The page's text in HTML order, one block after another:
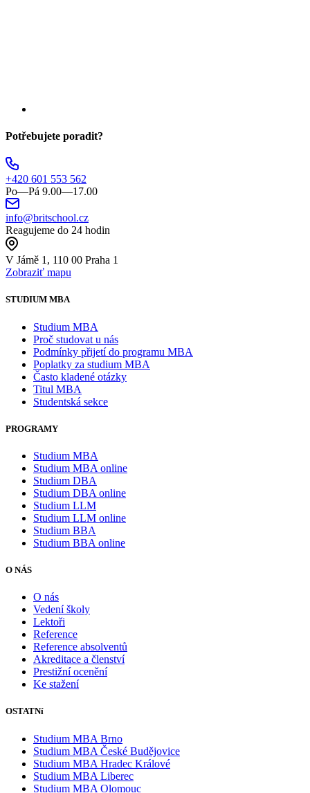
Potřebujete poradit?
+420 601 553 562
Po—Pá 9.00—17.00
info@britschool.cz
Reagujeme do 24 hodin
V Jámě 1, 110 00 Praha 1
Zobraziť mapu
STUDIUM MBA
Studium MBA
Proč studovat u nás
Podmínky přijetí do programu MBA
Poplatky za studium MBA
Často kladené otázky
Titul MBA
Studentská sekce
PROGRAMY
Studium MBA
Studium MBA online
Studium DBA
Studium DBA online
Studium LLM
Studium LLM online
Studium BBA
Studium BBA online
O NÁS
O nás
Vedení školy
Lektoři
Reference
Reference absolventů
Akreditace a členství
Prestižní ocenění
Ke stažení
OSTATNí
Studium MBA Brno
Studium MBA České Budějovice
Studium MBA Hradec Králové
Studium MBA Liberec
Studium MBA Olomouc